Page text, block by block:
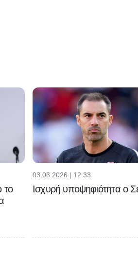
το
03.06.2026 | 12:33
Ισχυρή υποψηφιότητα ο